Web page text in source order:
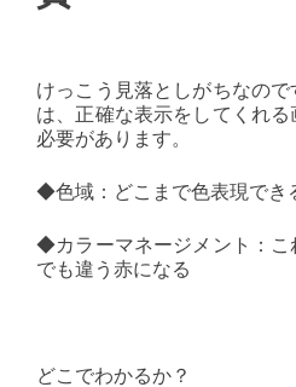
けっこう見落としがちなの
は、正確な表示をしてくれ
必要があります。
◆色域：どこまで色表現でき
◆カラーマネージメント：こ
でも違う赤になる
どこでわかるか？